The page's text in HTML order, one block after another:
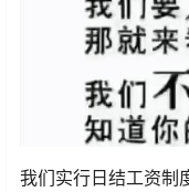
我们实行日结工资制